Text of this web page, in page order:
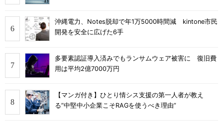
沖縄電力、Notes脱却で年1万5000時間減 kintone市民
開発を安全に広げた6手
多要素認証導入済みでもランサムウェア被害に 復旧費
用は平均2億7000万円
【マンガ付き】ひとり情シス支援の第一人者が教え
る”中堅中小企業こそRAGを使うべき理由”